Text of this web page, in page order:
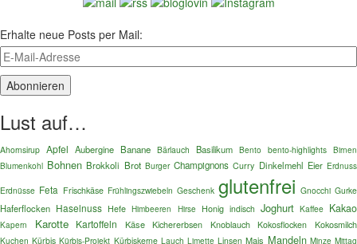
Erhalte neue Posts per Mail:
Lust auf…
Ahornsirup Apfel Aubergine Banane Bärlauch Basilikum Bento bento-highlights Birnen
Blumenkohl Bohnen Brokkoli Brot Burger Champignons Curry Dinkelmehl Eier Erdnuss
Erdnüsse Feta Frischkäse Frühlingszwiebeln Geschenk glutenfrei Gnocchi Gurke
Haferflocken Haselnuss Hefe Himbeeren Hirse Honig indisch Joghurt Kaffee Kakao
Kapern Karotte Kartoffeln Käse Kichererbsen Knoblauch Kokosflocken Kokosmilch
Kuchen Kürbis Kürbis-Projekt Kürbiskerne Lauch Limette Linsen Mais Mandeln Minze Mittag